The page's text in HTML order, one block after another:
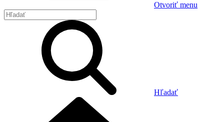
Otvoriť menu
Hľadať